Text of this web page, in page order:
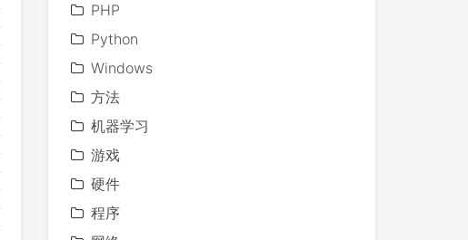
PHP
Python
Windows
方法
机器学习
游戏
硬件
程序